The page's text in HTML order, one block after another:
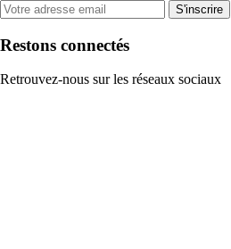
S'inscrire
Restons connectés
Retrouvez-nous sur les réseaux sociaux